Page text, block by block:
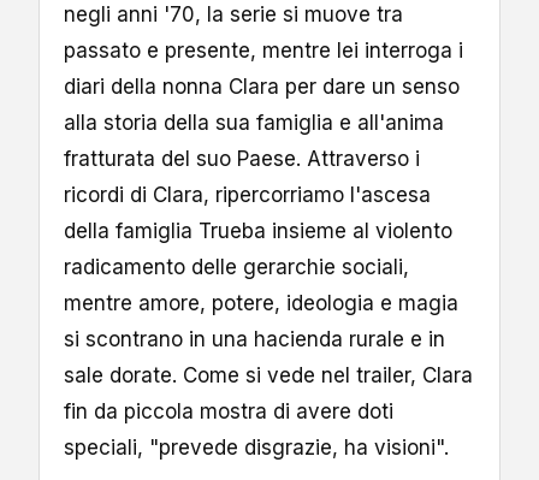
negli anni '70, la serie si muove tra
passato e presente, mentre lei interroga i
diari della nonna Clara per dare un senso
alla storia della sua famiglia e all'anima
fratturata del suo Paese. Attraverso i
ricordi di Clara, ripercorriamo l'ascesa
della famiglia Trueba insieme al violento
radicamento delle gerarchie sociali,
mentre amore, potere, ideologia e magia
si scontrano in una hacienda rurale e in
sale dorate. Come si vede nel trailer, Clara
fin da piccola mostra di avere doti
speciali, "prevede disgrazie, ha visioni".